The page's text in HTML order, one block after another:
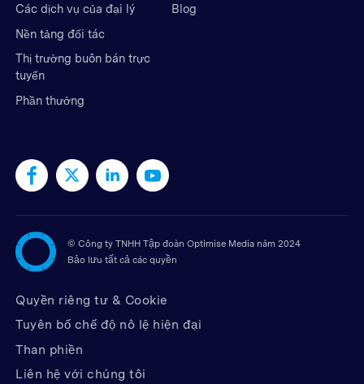
Các dịch vụ của đại lý
Nền tảng đối tác
Thị trường buôn bán trực
tuyến
Phần thưởng
Blog
© Công ty TNHH Tập đoàn Optimise Media năm 2024
Bảo lưu tất cả các quyền
Quyền riêng tư & Cookie
Tuyên bố chế độ nô lệ hiện đại
Than phiền
Liên hệ với chúng tôi